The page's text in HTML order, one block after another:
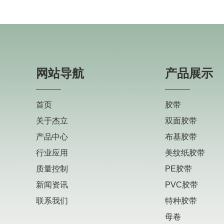
网站导航
首页
关于杰立
产品中心
行业应用
质量控制
新闻资讯
联系我们
产品展示
胶带
双面胶带
布基胶带
美纹纸胶带
PE胶带
PVC胶带
特种胶带
母卷